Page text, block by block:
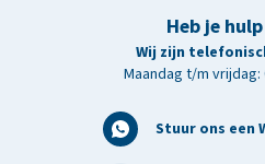
Heb je
Wij zijn
Maandag t/m vrijdag:
Stuur ons een